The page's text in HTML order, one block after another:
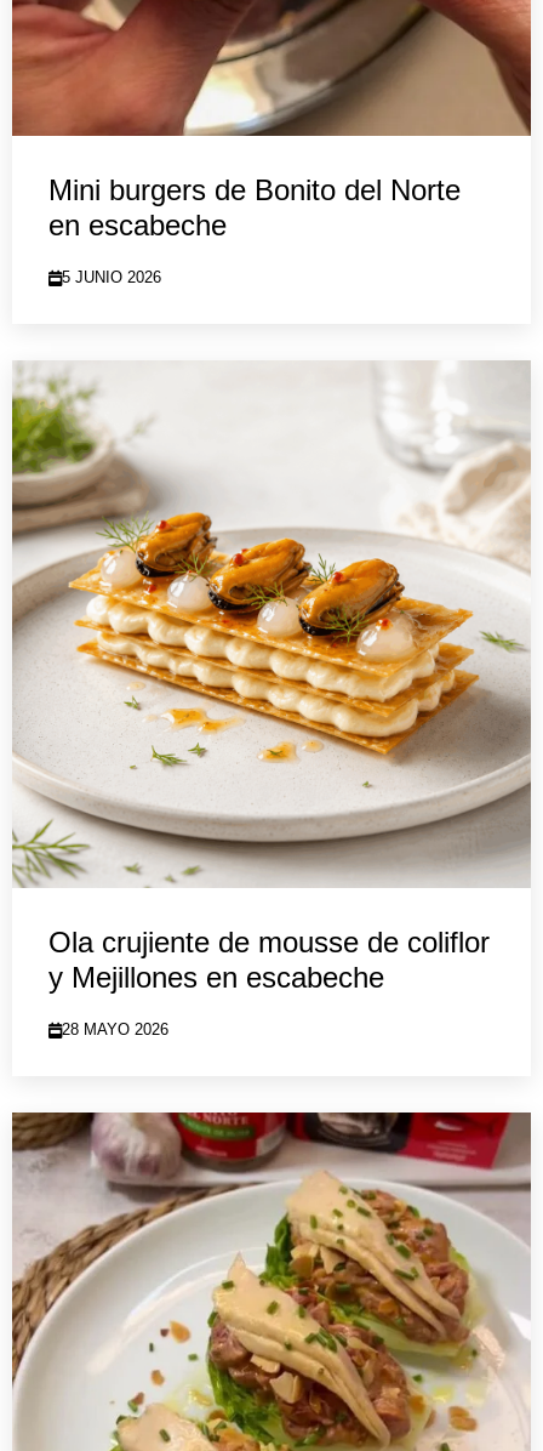
Mini burgers de Bonito del Norte
en escabeche
5 JUNIO 2026
Ola crujiente de mousse de coliflor
y Mejillones en escabeche
28 MAYO 2026